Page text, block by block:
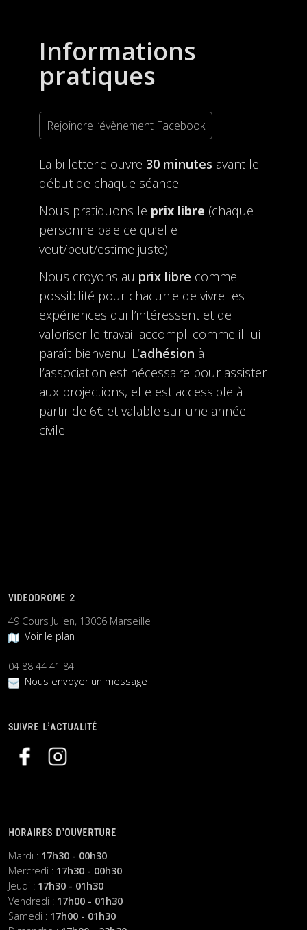
Informations
pratiques
Rejoindre l’évènement Facebook
La billetterie ouvre 30 minutes avant le
début de chaque séance.
Nous pratiquons le prix libre (chaque
personne paie ce qu’elle
veut/peut/estime juste).
Nous croyons au prix libre comme
possibilité pour chacun·e de vivre les
expériences qui l’intéressent et de
valoriser le travail accompli comme il lui
paraît bienvenu. L’adhésion à
l’association est nécessaire pour assister
aux projections, elle est accessible à
partir de 6€ et valable sur une année
civile.
VIDEODROME 2
49 Cours Julien, 13006 Marseille
Voir le plan
04 88 44 41 84
Nous envoyer un message
SUIVRE L’ACTUALITÉ
HORAIRES D’OUVERTURE
Mardi : 17h30 - 00h30
Mercredi : 17h30 - 00h30
Jeudi : 17h30 - 01h30
Vendredi : 17h00 - 01h30
Samedi : 17h00 - 01h30